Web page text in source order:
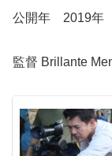
公開年 2019年
監督 Brillante